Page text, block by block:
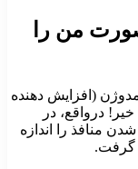
من را
(افزایش دهنده
درواقع، در
منافذ را اندازه